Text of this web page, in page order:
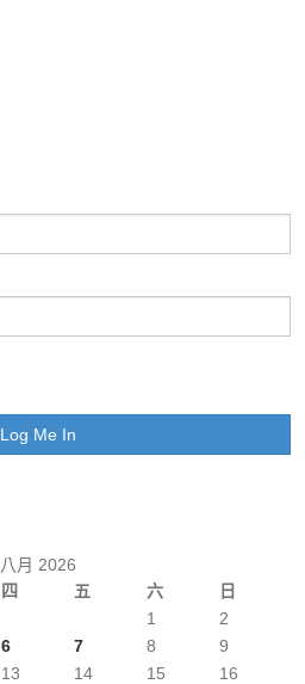
八月 2026
四 五 六 日
1
2
6 7 8
9
13 14 15
16